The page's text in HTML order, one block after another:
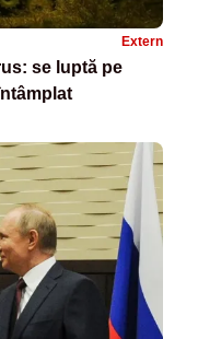
Extern
se luptă pe